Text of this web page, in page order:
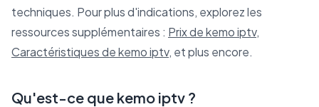
techniques. Pour plus d'indications, explorez les
ressources supplémentaires : Prix de kemo iptv,
Caractéristiques de kemo iptv, et plus encore.
Qu'est-ce que kemo iptv ?